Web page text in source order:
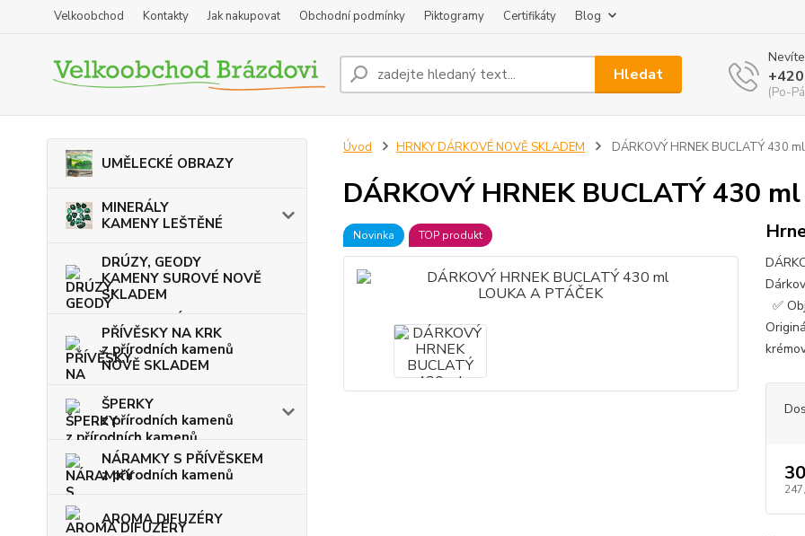
Velkoobchod Kontakty Jak nakupovat Obchodní podmínky Piktogramy Certifikáty Blog
Hledat
(Po-
UMĚLECKÉ OBRAZY
MINERÁLY
KAMENY LEŠTĚNÉ
DRÚZY, GEODY
KAMENY SUROVÉ NOVĚ
SKLADEM
PŘÍVĚSKY NA KRK
z přírodních kamenů
NOVĚ SKLADEM
ŠPERKY
z přírodních kamenů
NÁRAMKY S PŘÍVĚSKEM
z přírodních kamenů
AROMA DIFUZÉRY
Úvod HRNKY DÁRKOVÉ NOVĚ SKLADEM DÁRKOVÝ HRNEK BUCLATÝ 430
DÁRKOVÝ HRNEK BUCLATÝ 430
Novinka TOP produkt
✅